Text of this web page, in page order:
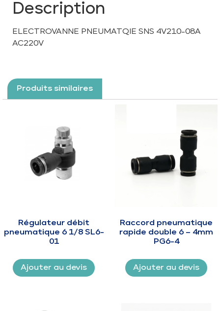
Description
ELECTROVANNE PNEUMATQIE SNS 4V210-08A
AC220V
Produits similaires
Régulateur débit
pneumatique 6 1/8 SL6-
01
Ajouter au devis
Raccord pneumatique
rapide double 6 – 4mm
PG6-4
Ajouter au devis